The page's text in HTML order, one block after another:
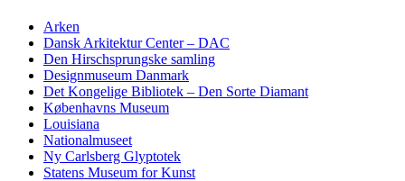
Arken
Dansk Arkitektur Center – DAC
Den Hirschsprungske samling
Designmuseum Danmark
Det Kongelige Bibliotek – Den Sorte Diamant
Københavns Museum
Louisiana
Nationalmuseet
Ny Carlsberg Glyptotek
Statens Museum for Kunst